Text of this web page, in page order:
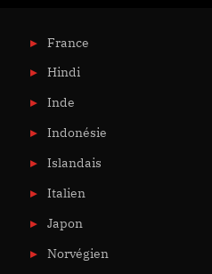
France
Hindi
Inde
Indonésie
Islandais
Italien
Japon
Norvégien